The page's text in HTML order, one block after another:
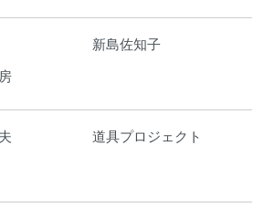
新島佐知子
道具プロジェクト